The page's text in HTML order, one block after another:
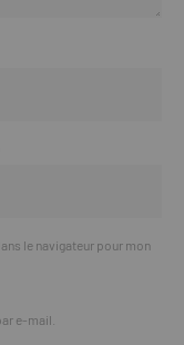
le navigateur pour mon
e-mail.